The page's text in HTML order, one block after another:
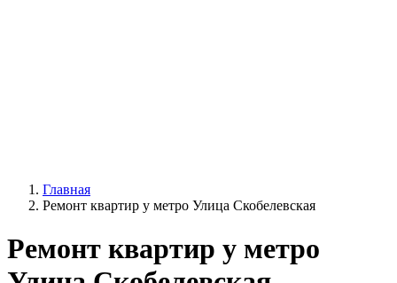
Главная
Ремонт квартир у метро Улица Скобелевская
Ремонт квартир у метро